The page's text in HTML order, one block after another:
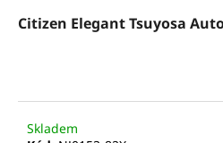
5
Citizen Elegant Tsuyosa
Skladem
D